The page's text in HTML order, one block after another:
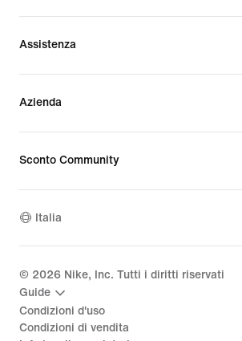
Assistenza
Azienda
Sconto Community
Italia
© 2026 Nike, Inc. Tutti i diritti riservati
Guide
Condizioni d'uso
Condizioni di vendita